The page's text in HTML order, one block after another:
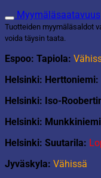
Myymäläsaatavuus
Tuotteiden myymäläsaldot
voida täysin taata.
Espoo: Tapiola:
Helsinki: Herttoniemi:
Helsinki: Iso-
Helsinki:
Helsinki: Suutarila:
Jyväskyla: Vähissä